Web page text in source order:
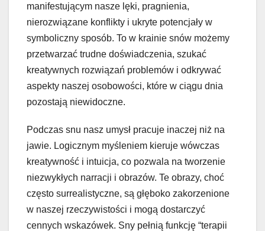
manifestującym nasze lęki, pragnienia,
nierozwiązane konflikty i ukryte potencjały w
symboliczny sposób. To w krainie snów możemy
przetwarzać trudne doświadczenia, szukać
kreatywnych rozwiązań problemów i odkrywać
aspekty naszej osobowości, które w ciągu dnia
pozostają niewidoczne.
Podczas snu nasz umysł pracuje inaczej niż na
jawie. Logicznym myśleniem kieruje wówczas
kreatywność i intuicja, co pozwala na tworzenie
niezwykłych narracji i obrazów. Te obrazy, choć
często surrealistyczne, są głęboko zakorzenione
w naszej rzeczywistości i mogą dostarczyć
cennych wskazówek. Sny pełnią funkcję “terapii